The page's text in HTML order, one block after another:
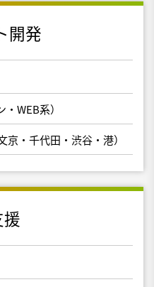
開発
WEB系）
・千代田・渋谷・港）